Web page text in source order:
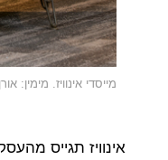
מייסדי אינוויז. מימין: